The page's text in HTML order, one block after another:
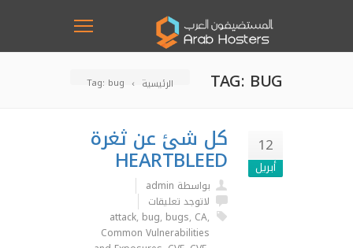
الرئيسية Tag: bug TAG: BUG
12
أبريل
كل شئ عن ثغرة
HEARTBLEED
بواسطة admin
لاتوجد تعليقات
attack, bug, bugs, CA,
Common Vulnerabilities